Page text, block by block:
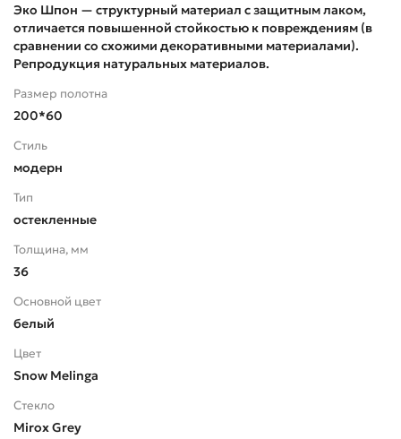
Эко Шпон — структурный материал с защитным лаком,
отличается повышенной стойкостью к повреждениям (в
сравнении со схожими декоративными материалами).
Репродукция натуральных материалов.
Размер полотна
200*60
Стиль
модерн
Тип
остекленные
Толщина, мм
36
Основной цвет
белый
Цвет
Snow Melinga
Стекло
Mirox Grey